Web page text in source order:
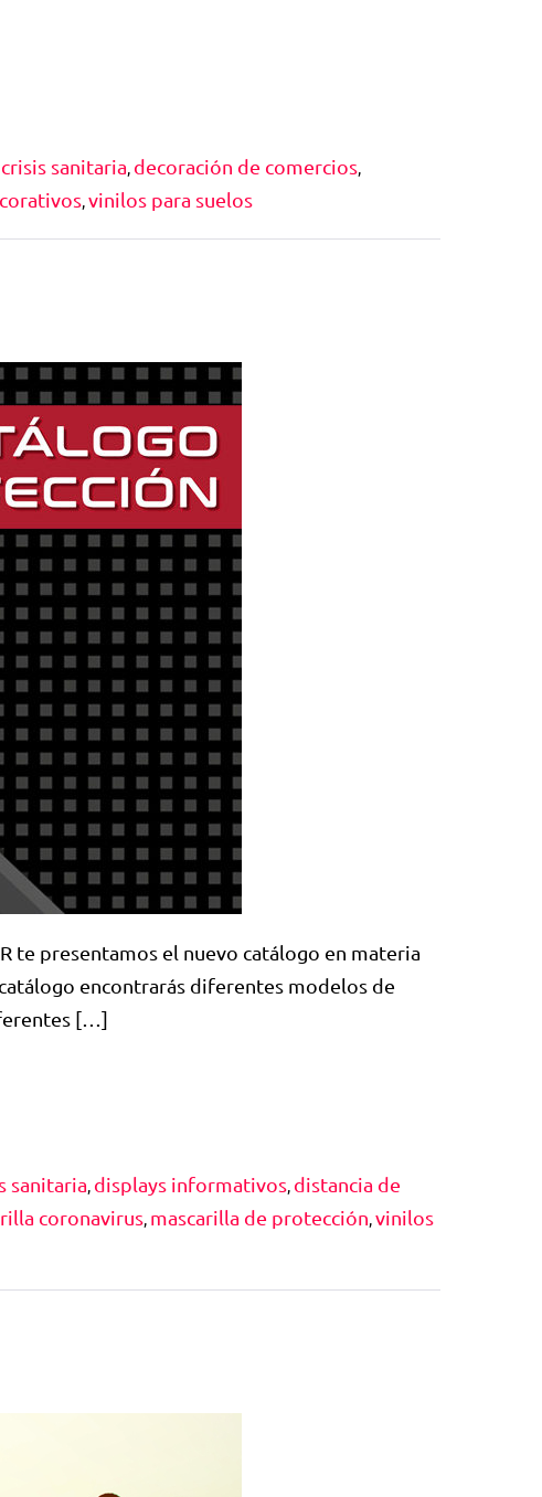
crisis sanitaria, decoración de comercios,
,vinilos para suelos
te presentamos el nuevo catálogo en materia
encontrarás diferentes modelos de
[…]
sanitaria, displays informativos, distancia de
coronavirus, mascarilla de protección,vinilos